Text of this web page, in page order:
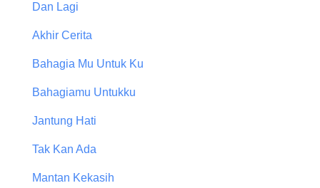
Dan Lagi
Akhir Cerita
Bahagia Mu Untuk Ku
Bahagiamu Untukku
Jantung Hati
Tak Kan Ada
Mantan Kekasih